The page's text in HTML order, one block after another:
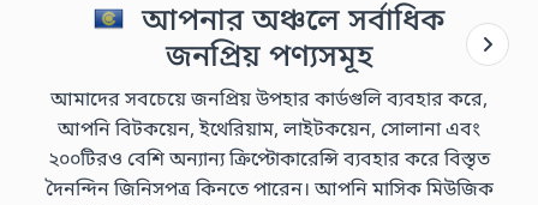
আপনার অঞ্চলে সর্বাধিক
জনপ্রিয় পণ্যসমূহ
আমাদের সবচেয়ে জনপ্রিয় উপহার কার্ডগুলি ব্যবহার করে,
আপনি বিটকয়েন, ইথেরিয়াম, লাইটকয়েন, সোলানা এবং
২০০টিরও বেশি অন্যান্য ক্রিপ্টোকারেন্সি ব্যবহার করে বিস্তৃত
দৈনন্দিন জিনিসপত্র কিনতে পারেন। আপনি মাসিক মিউজিক